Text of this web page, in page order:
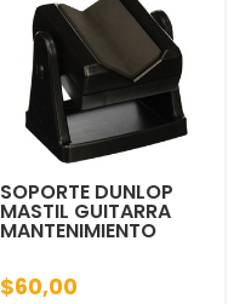
SOPORTE DUNLOP
MASTIL GUITARRA
MANTENIMIENTO
$60,00